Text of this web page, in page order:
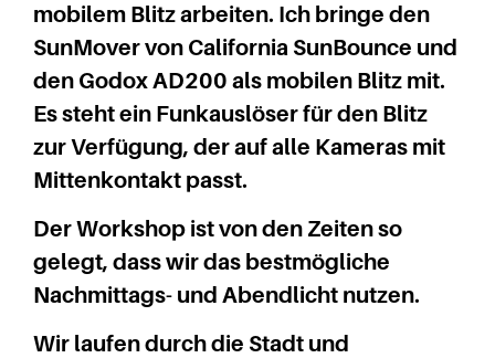
mobilem Blitz arbeiten. Ich bringe den
SunMover von California SunBounce und
den Godox AD200 als mobilen Blitz mit.
Es steht ein Funkauslöser für den Blitz
zur Verfügung, der auf alle Kameras mit
Mittenkontakt passt.
Der Workshop ist von den Zeiten so
gelegt, dass wir das bestmögliche
Nachmittags- und Abendlicht nutzen.
Wir laufen durch die Stadt und